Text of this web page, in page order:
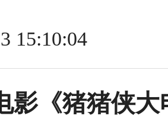
15:10:04
影《猪猪侠